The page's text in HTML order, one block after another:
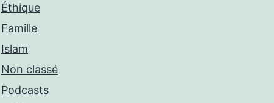
Éthique
Famille
Islam
Non classé
Podcasts